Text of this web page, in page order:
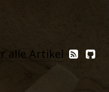
alle Artikel